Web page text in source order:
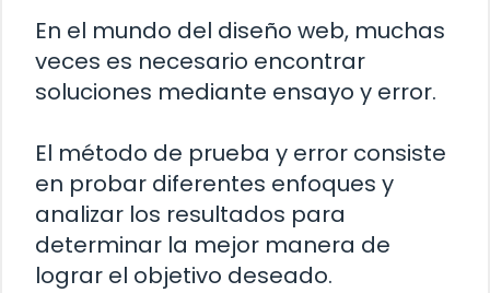
En el mundo del diseño web, muchas
veces es necesario encontrar
soluciones mediante ensayo y error.
El método de prueba y error consiste
en probar diferentes enfoques y
analizar los resultados para
determinar la mejor manera de
lograr el objetivo deseado.